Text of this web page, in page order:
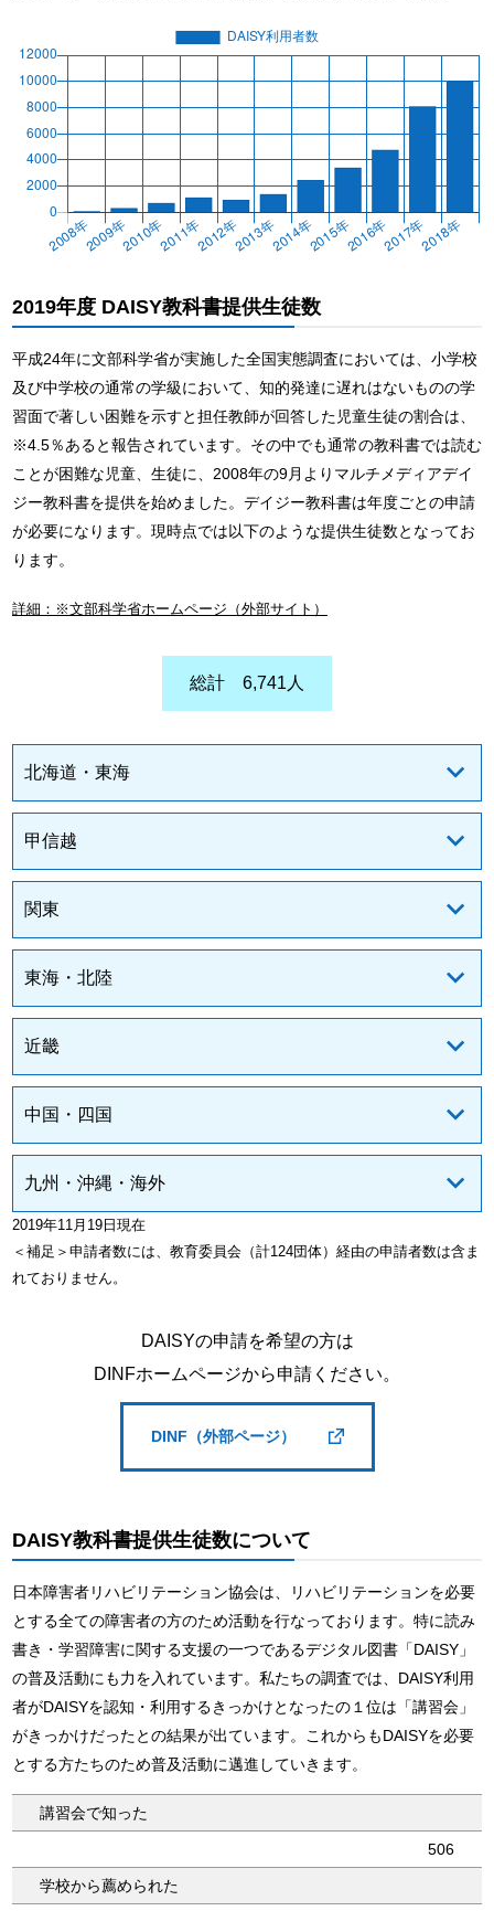
2019年度 DAISY教科書提供生徒数
平成24年に文部科学省が実施した全国実態調査においては、小学校
及び中学校の通常の学級において、知的発達に遅れはないものの学
習面で著しい困難を示すと担任教師が回答した児童生徒の割合は、
※4.5％あると報告されています。その中でも通常の教科書では読む
ことが困難な児童、生徒に、2008年の9月よりマルチメディアデイ
ジー教科書を提供を始めました。デイジー教科書は年度ごとの申請
が必要になります。現時点では以下のような提供生徒数となってお
ります。
詳細：※文部科学省ホームページ（外部サイト）
総計 6,741人
北海道・東海
甲信越
関東
東海・北陸
近畿
中国・四国
九州・沖縄・海外
2019年11月19日現在
＜補足＞申請者数には、教育委員会（計124団体）経由の申請者数は含ま
れておりません。
DAISYの申請を希望の方は
DINFホームページから申請ください。
DINF（外部ページ）
DAISY教科書提供生徒数について
日本障害者リハビリテーション協会は、リハビリテーションを必要
とする全ての障害者の方のため活動を行なっております。特に読み
書き・学習障害に関する支援の一つであるデジタル図書「DAISY」
の普及活動にも力を入れています。私たちの調査では、DAISY利用
者がDAISYを認知・利用するきっかけとなったの１位は「講習会」
がきっかけだったとの結果が出ています。これからもDAISYを必要
とする方たちのため普及活動に邁進していきます。
講習会で知った
506
学校から薦められた